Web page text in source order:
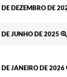
DEZEMBRO DE
JUNHO DE 2025
JANEIRO DE 2026